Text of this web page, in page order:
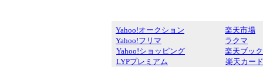
Yahoo!オークション
Yahoo!フリマ
Yahoo!ショッピング
LYPプレミアム
楽天市場
ラクマ
楽天ブッ
楽天カード